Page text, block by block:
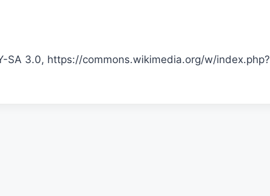
SA 3.0, https://commons.wikimedia.org/w/index.php?